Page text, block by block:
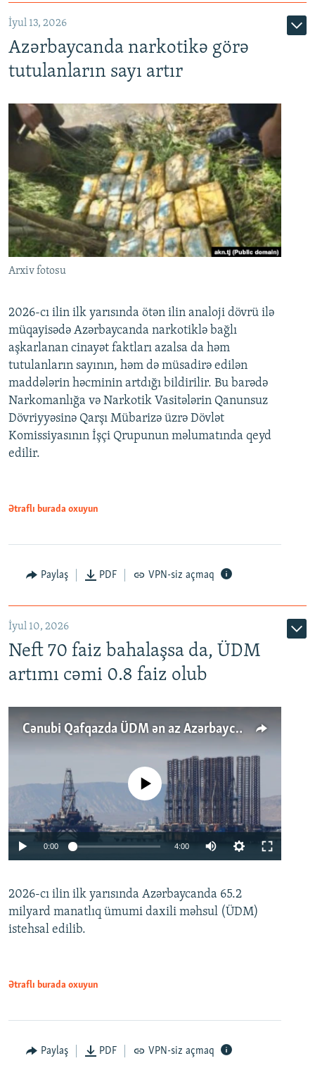
İyul 13, 2026
Azərbaycanda narkotikə görə
tutulanların sayı artır
Arxiv fotosu
2026-cı ilin ilk yarısında ötən ilin analoji dövrü ilə
müqayisədə Azərbaycanda narkotiklə bağlı
aşkarlanan cinayət faktları azalsa da həm
tutulanların sayının, həm də müsadirə edilən
maddələrin həcminin artdığı bildirilir. Bu barədə
Narkomanlığa və Narkotik Vasitələrin Qanunsuz
Dövriyyəsinə Qarşı Mübarizə üzrə Dövlət
Komissiyasının İşçi Qrupunun məlumatında qeyd
edilir.
Ətraflı burada oxuyun
Paylaş PDF VPN-siz açmaq
İyul 10, 2026
Neft 70 faiz bahalaşsa da, ÜDM
artımı cəmi 0.8 faiz olub
Cənubi Qafqazda ÜDM ən az Azərbaycanda artır: Qonşuları niyə Bakını qabaqlaya bilir?
Auto 240p 360p 480p
No media source currently available
0:00 4:00
360p
480p
2026-cı ilin ilk yarısında Azərbaycanda 65.2
milyard manatlıq ümumi daxili məhsul (ÜDM)
istehsal edilib.
Ətraflı burada oxuyun
Paylaş PDF VPN-siz açmaq